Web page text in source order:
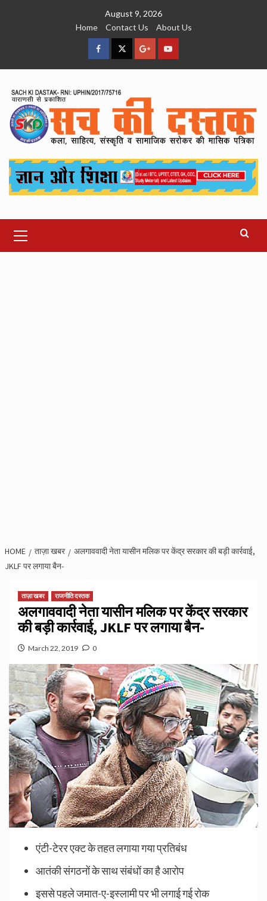
August 9, 2026
Home
Contact Us About Us
facebookTwitterGoogleYouTube
Menu
HOME ताज़ा खबर
अलगाववादी नेता यासीन मलिक पर केंद्र सरकार की बड़ी कार्रवाई,
JKLF पर लगाया बैन-
ताज़ा खबर राजनीति दस्तक
अलगाववादी नेता यासीन मलिक पर केंद्र सरकार
की बड़ी कार्रवाई, JKLF पर लगाया बैन-
March 22, 2019 0
एंटी-टेरर एक्ट के तहत लगाया गया प्रतिबंध
आतंकी संगठनों के साथ संबंधों का है आरोप
इससे पहले जमात-ए-इस्लामी पर भी लगाई गई रोक